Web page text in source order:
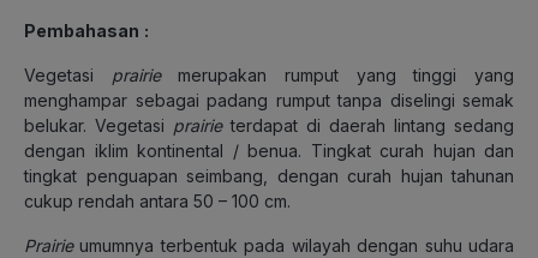
Pembahasan :
Vegetasi prairie merupakan rumput yang tinggi yang
menghampar sebagai padang rumput tanpa diselingi semak
belukar. Vegetasi prairieterdapat di daerah lintang sedang
dengan iklim kontinental / benua. Tingkat curah hujan dan
tingkat penguapan seimbang, dengan curah hujan tahunan
cukup rendah antara 50 – 100 cm.
Prairie umumnya terbentuk pada wilayah dengan suhu udara